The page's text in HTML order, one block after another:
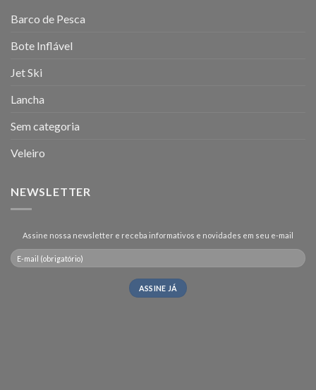
Barco de Pesca
Bote Inflável
Jet Ski
Lancha
Sem categoria
Veleiro
NEWSLETTER
Assine nossa newsletter e receba informativos e novidades em seu e-mail